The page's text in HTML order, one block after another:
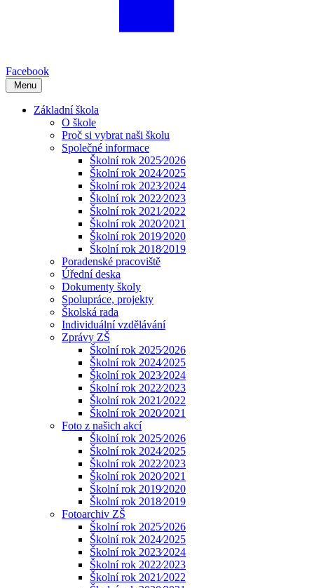
Facebook
Menu
Základní škola
O škole
Proč si vybrat naši školu
Společné informace
Školní rok 2025⁄2026
Školní rok 2024⁄2025
Školní rok 2023⁄2024
Školní rok 2022⁄2023
Školní rok 2021⁄2022
Školní rok 2020⁄2021
Školní rok 2019⁄2020
Školní rok 2018⁄2019
Poradenské pracoviště
Úřední deska
Dokumenty školy
Spolupráce, projekty
Školská rada
Individuální vzdělávání
Zprávy ZŠ
Školní rok 2025⁄2026
Školní rok 2024⁄2025
Školní rok 2023⁄2024
Śkolní rok 2022⁄2023
Školní rok 2021⁄2022
Školní rok 2020⁄2021
Foto z našich akcí
Školní rok 2025⁄2026
Školní rok 2024⁄2025
Školní rok 2022⁄2023
Školní rok 2020⁄2021
Školní rok 2019⁄2020
Školní rok 2018⁄2019
Fotoarchiv ZŠ
Školní rok 2025⁄2026
Školní rok 2024⁄2025
Školní rok 2023⁄2024
Školní rok 2022⁄2023
Školní rok 2021⁄2022